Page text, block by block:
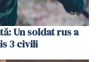
Un soldat rus a
3 civili